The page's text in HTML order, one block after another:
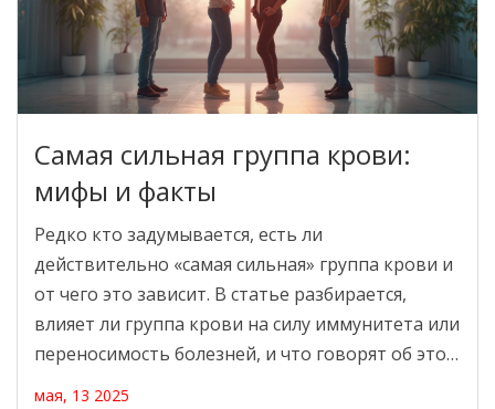
Самая сильная группа крови:
мифы и факты
Редко кто задумывается, есть ли
действительно «самая сильная» группа крови и
от чего это зависит. В статье разбирается,
влияет ли группа крови на силу иммунитета или
переносимость болезней, и что говорят об этом
мая, 13 2025